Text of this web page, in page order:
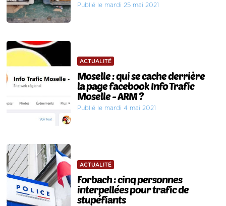
Publié le mardi 25 mai 2021
ACTUALITÉ
Moselle : qui se cache derrière
la page facebook Info Trafic
Moselle - ARM ?
Publié le mardi 4 mai 2021
ACTUALITÉ
Forbach : cinq personnes
interpellées pour trafic de
stupéfiants